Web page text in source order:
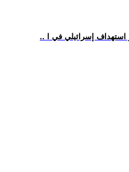
إسرائيلي في ا